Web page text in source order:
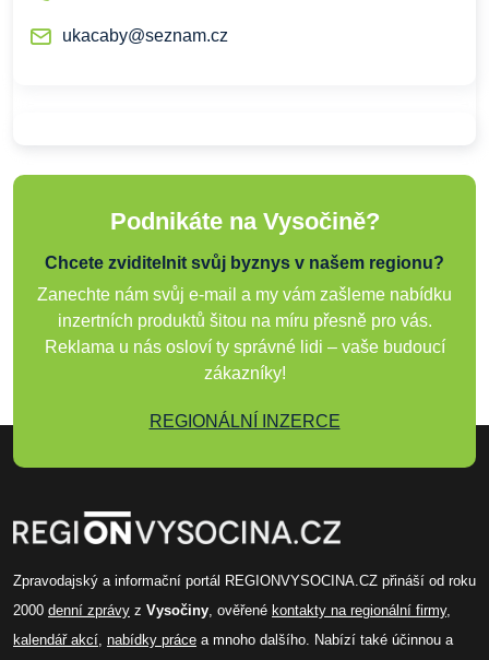
ukacaby@seznam.cz
Podnikáte na Vysočině?
Chcete zviditelnit svůj byznys v našem regionu?
Zanechte nám svůj e-mail a my vám zašleme nabídku
inzertních produktů šitou na míru přesně pro vás.
Reklama u nás osloví ty správné lidi – vaše budoucí
zákazníky!
REGIONÁLNÍ INZERCE
Zpravodajský a informační portál REGIONVYSOCINA.CZ přináší od roku
2000 denní zprávy z Vysočiny , ověřené kontakty na regionální firmy,
kalendář akcí nabídky práce a mnoho dalšího. Nabízí také účinnou a